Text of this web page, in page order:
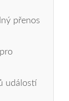
přenos
událostí